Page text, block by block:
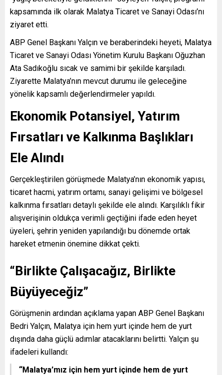
kapsamında ilk olarak Malatya Ticaret ve Sanayi Odası’nı
ziyaret etti.
ABP Genel Başkanı Yalçın ve beraberindeki heyeti, Malatya
Ticaret ve Sanayi Odası Yönetim Kurulu Başkanı Oğuzhan
Ata Sadıkoğlu sıcak ve samimi bir şekilde karşıladı.
Ziyarette Malatya’nın mevcut durumu ile geleceğine
yönelik kapsamlı değerlendirmeler yapıldı.
Ekonomik Potansiyel, Yatırım
Fırsatları ve Kalkınma Başlıkları
Ele Alındı
Gerçekleştirilen görüşmede Malatya’nın ekonomik yapısı,
ticaret hacmi, yatırım ortamı, sanayi gelişimi ve bölgesel
kalkınma fırsatları detaylı şekilde ele alındı. Karşılıklı fikir
alışverişinin oldukça verimli geçtiğini ifade eden heyet
üyeleri, şehrin yeniden yapılandığı bu dönemde ortak
hareket etmenin önemine dikkat çekti.
“Birlikte Çalışacağız, Birlikte
Büyüyeceğiz”
Görüşmenin ardından açıklama yapan ABP Genel Başkanı
Bedri Yalçın, Malatya için hem yurt içinde hem de yurt
dışında daha güçlü adımlar atacaklarını belirtti. Yalçın şu
ifadeleri kullandı:
“Malatya’mız için hem yurt içinde hem de yurt